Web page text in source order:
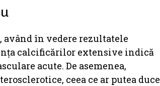
în vedere rezultatele
calcificărilor extensive indică
acute. De asemenea,
ceea ce ar putea duce